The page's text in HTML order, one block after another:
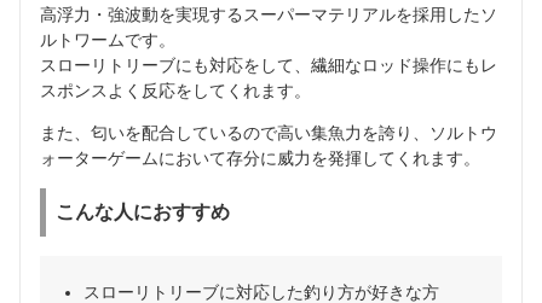
高浮力・強波動を実現するスーパーマテリアルを採用したソ
ルトワームです。
スローリトリーブにも対応をして、繊細なロッド操作にもレ
スポンスよく反応をしてくれます。
また、匂いを配合しているので高い集魚力を誇り、ソルトウ
ォーターゲームにおいて存分に威力を発揮してくれます。
こんな人におすすめ
スローリトリーブに対応した釣り方が好きな方